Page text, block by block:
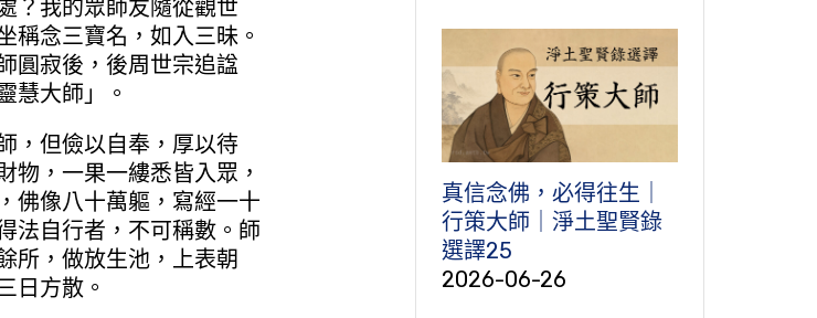
？我的眾師友隨從觀世
稱念三寶名，如入三昧。
圓寂後，後周世宗追諡
慧大師」。
，但儉以自奉，厚以待
物，一果一縷悉皆入眾，
佛像八十萬軀，寫經一十
法自行者，不可稱數。師
所，做放生池，上表朝
日方散。
真信念佛，必得往生｜
行策大師｜淨土聖賢錄
選譯25
2026-06-26